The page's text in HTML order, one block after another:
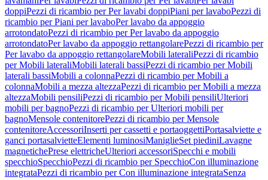
doppiPezzi di ricambio per Per lavabi doppiPiani per lavaboPezzi di
ricambio per Piani per lavaboPer lavabo da appoggio
arrotondatoPezzi di ricambio per Per lavabo da appoggio
arrotondatoPer lavabo da appoggio rettangolarePezzi di ricambio per
Per lavabo da appoggio rettangolareMobili lateraliPezzi di ricambio
per Mobili lateraliMobili laterali bassiPezzi di ricambio per Mobili
laterali bassiMobili a colonnaPezzi di ricambio per Mobili a
colonnaMobili a mezza altezzaPezzi di ricambio per Mobili a mezza
altezzaMobili pensiliPezzi di ricambio per Mobili pensiliUlteriori
mobili per bagnoPezzi di ricambio per Ulteriori mobili per
bagnoMensole contenitorePezzi di ricambio per Mensole
contenitoreAccessoriInserti per cassetti e portaoggettiPortasalviette e
ganci portasalvietteElementi luminosiManiglieSet piediniLavagne
magnetichePrese elettricheUlteriori accessoriSpecchi e mobili
specchioSpecchioPezzi di ricambio per SpecchioCon illuminazione
integrataPezzi di ricambio per Con illuminazione integrataSenza